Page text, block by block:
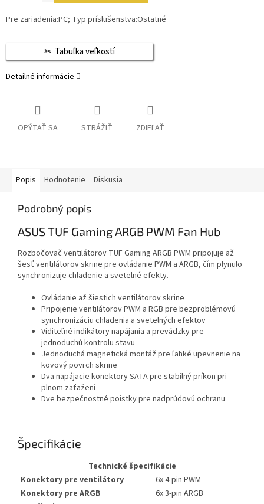
Pre zariadenia:PC; Typ príslušenstva:Ostatné
Tabuľka veľkostí
Detailné informácie
OPÝTAŤ SA STRÁŽIŤ ZDIEĽAŤ
Popis Hodnotenie Diskusia
Podrobný popis
ASUS TUF Gaming ARGB PWM Fan Hub
Rozbočovač ventilátorov TUF Gaming ARGB PWM pripojuje až
šesť ventilátorov skrine pre ovládanie PWM a ARGB, čím plynulo
synchronizuje chladenie a svetelné efekty.
Ovládanie až šiestich ventilátorov skrine
Pripojenie ventilátorov PWM a RGB pre bezproblémovú
synchronizáciu chladenia a svetelných efektov
Viditeľné indikátory napájania a prevádzky pre
jednoduchú kontrolu stavu
Jednoduchá magnetická montáž pre ľahké upevnenie na
kovový povrch skrine
Dva napájacie konektory SATA pre stabilný príkon pri
plnom zaťažení
Dve bezpečnostné poistky pre nadprúdovú ochranu
Špecifikácie
Technické špecifikácie
Konektory pre ventilátory
6x 4-pin PWM
Konektory pre ARGB
6x 3-pin ARGB